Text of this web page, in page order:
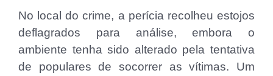
No local do crime, a perícia recolheu estojos
deflagrados para análise, embora o
ambiente tenha sido alterado pela tentativa
de populares de socorrer as vítimas. Um